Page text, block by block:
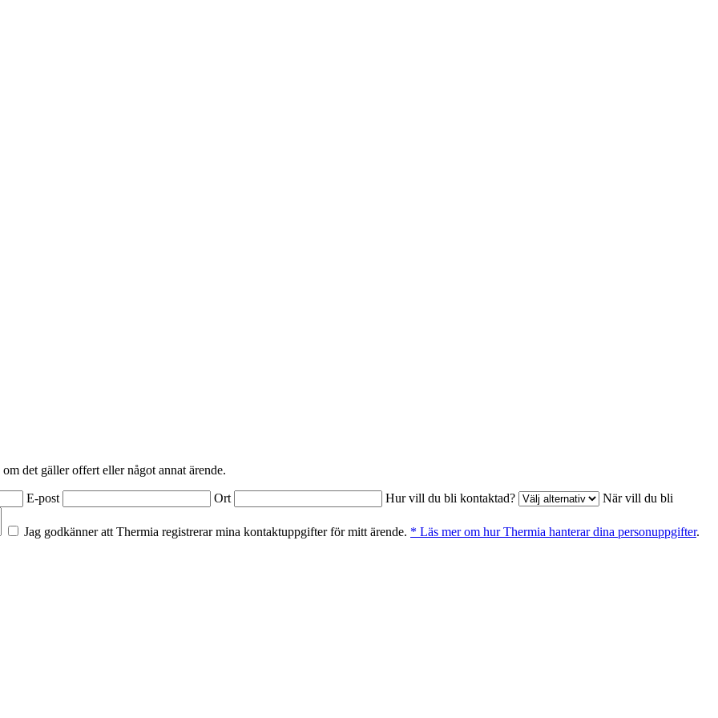
det gäller offert eller något annat ärende.
E-post Ort Hur vill du bli kontaktad? När vill du bli
Jag godkänner att Thermia registrerar mina kontaktuppgifter för mitt ärende. * Läs mer om hur Thermia hanterar dina personuppgifter.